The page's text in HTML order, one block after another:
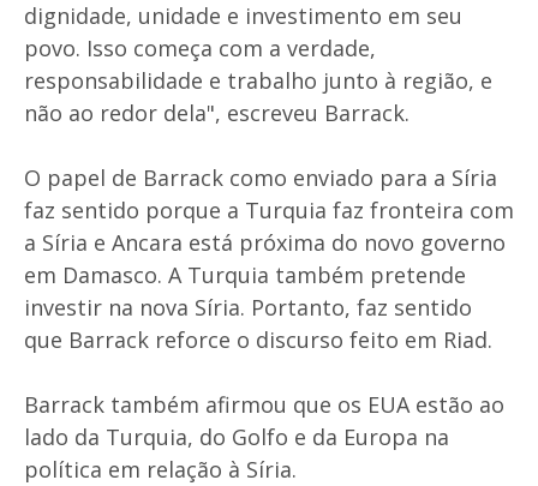
dignidade, unidade e investimento em seu
povo. Isso começa com a verdade,
responsabilidade e trabalho junto à região, e
não ao redor dela", escreveu Barrack.
O papel de Barrack como enviado para a Síria
faz sentido porque a Turquia faz fronteira com
a Síria e Ancara está próxima do novo governo
em Damasco. A Turquia também pretende
investir na nova Síria. Portanto, faz sentido
que Barrack reforce o discurso feito em Riad.
Barrack também afirmou que os EUA estão ao
lado da Turquia, do Golfo e da Europa na
política em relação à Síria.